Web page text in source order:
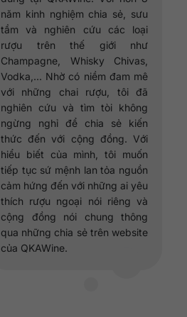
năm kinh nghiệm chia sẻ, sưu
tầm và nghiên cứu các loại
rượu trên thế giới như
Champagne, Whisky Chivas,
Vodka,... Nhờ có niềm đam mê
với những chai rượu, tôi đã
nghiên cứu và tìm tòi không
ngừng nghỉ để chia sẻ kiến
thức đến với cộng đồng. Với
hiểu biết của mình, tôi muốn
tiếp tục sứ mệnh lan tỏa nguồn
cảm hứng đến với những ai yêu
thích rượu ngoại nói riêng và
cộng đồng nói chung thông
qua những chia sẻ trên website
của QKAWine.